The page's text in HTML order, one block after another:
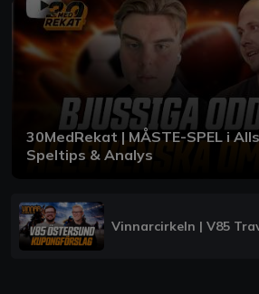
30MedRekat | MÅSTE-SPEL i
Speltips & Analys
Vinnarcirkeln | V85